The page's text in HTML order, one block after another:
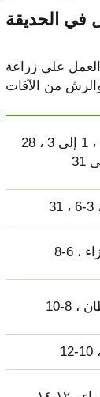
في الحديقة
على زراعة
برج الحمل ، 1 إلى 3 ، 28
31
، 6-8
، 8-10